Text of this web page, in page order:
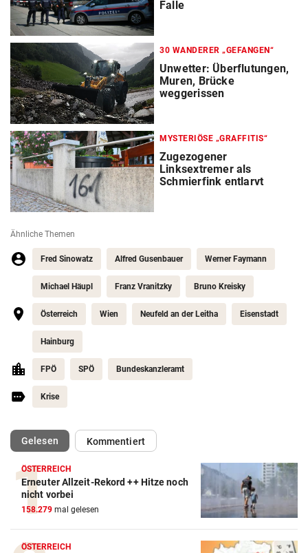
Falle
30 WANDERER „GEFANGEN“
Unwetter: Überflutungen,
Muren, Brücke
weggerissen
MYSTERIÖSE „GRAFFITIS“
Zugezogener
Linksextremer als
Schmierfink entlarvt
Ähnliche Themen
Fred Sinowatz Alfred Gusenbauer Werner Faymann
Michael Häupl Franz Vranitzky Bruno Kreisky
Österreich Wien Neufeld an der Leitha Eisenstadt
Hainburg
FPÖ SPÖ Bundeskanzleramt
Krise
Gelesen(ausgewählt)Kommentiert
ÖSTERREICH
Erneuter Allzeit-Rekord ++ Hitze noch
nicht vorbei
158.279 mal gelesen
ÖSTERREICH